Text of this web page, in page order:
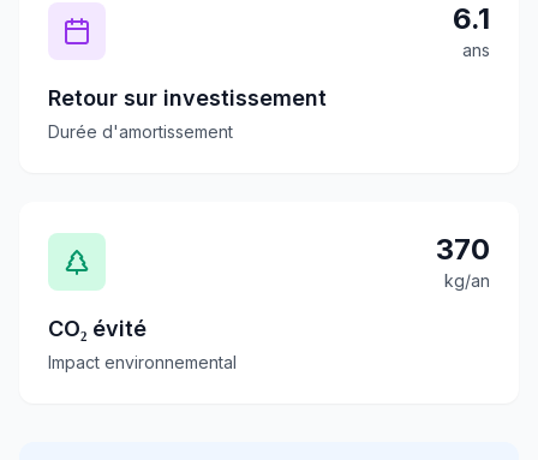
6.1
ans
Retour sur investissement
Durée d'amortissement
370
kg/an
CO₂ évité
Impact environnemental